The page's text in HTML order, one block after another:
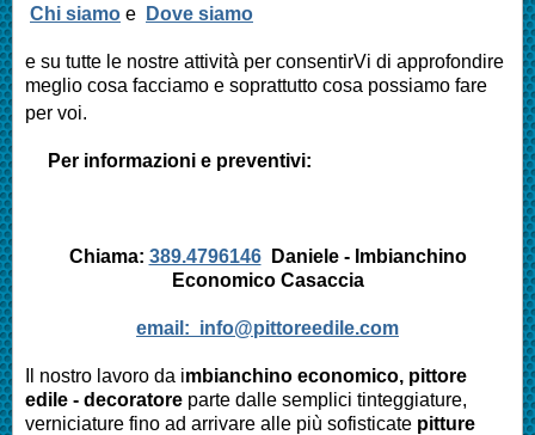
Chi siamo e Dove siamo
e su tutte le nostre attività per consentirVi di approfondire
meglio cosa facciamo e soprattutto cosa possiamo fare
per voi.
Per informazioni e preventivi:
Chiama: 389.4796146Daniele - Imbianchino
Economico Casaccia
email: info@pittoreedile.com
Il nostro lavoro da imbianchino economico, pittore
edile - decoratore parte dalle semplici tinteggiature,
verniciature fino ad arrivare alle più sofisticate pitture